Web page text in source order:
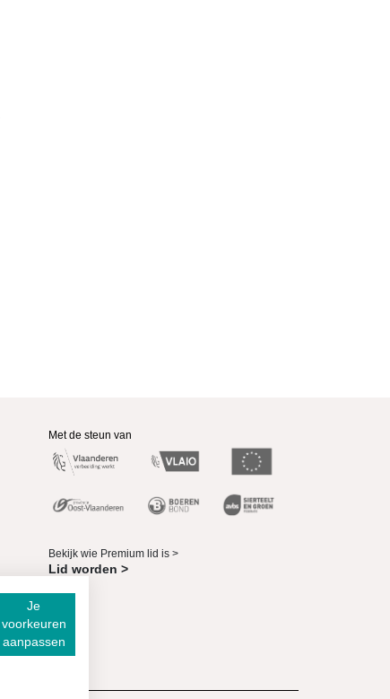
Met de steun van
Bekijk wie Premium lid is >
Lid worden >
Je
voorkeuren
aanpassen